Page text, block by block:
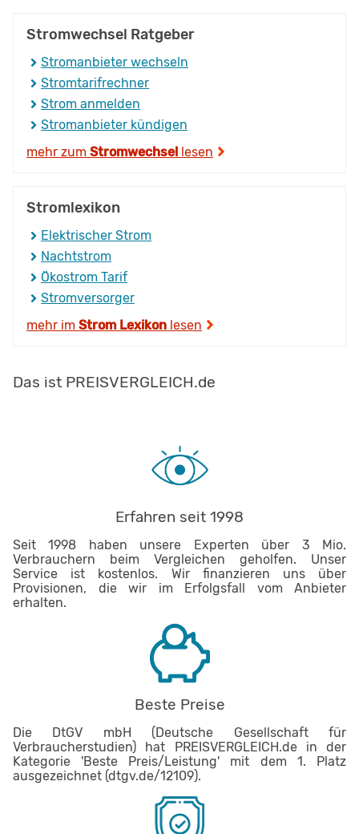
Stromwechsel Ratgeber
Stromanbieter wechseln
Stromtarifrechner
Strom anmelden
Stromanbieter kündigen
mehr zum Stromwechsel lesen
Stromlexikon
Elektrischer Strom
Nachtstrom
Ökostrom Tarif
Stromversorger
mehr im Strom Lexikon lesen
Das ist PREISVERGLEICH.de
Erfahren seit 1998
Seit 1998 haben unsere Experten über 3 Mio.
Verbrauchern beim Vergleichen geholfen. Unser
Service ist kostenlos. Wir finanzieren uns über
Provisionen, die wir im Erfolgsfall vom Anbieter
erhalten.
Beste Preise
Die DtGV mbH (Deutsche Gesellschaft für
Verbraucherstudien) hat PREISVERGLEICH.de in der
Kategorie 'Beste Preis/Leistung' mit dem 1. Platz
ausgezeichnet (dtgv.de/12109).